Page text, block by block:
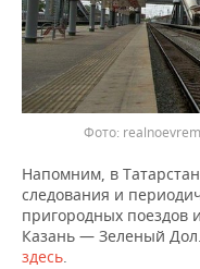
Фото:
Напомним, в
следования и
пригородных поездов
Казань — Зеленый
здесь.